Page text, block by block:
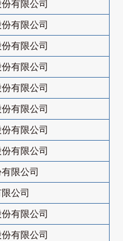
有限公司
有限公司
有限公司
有限公司
有限公司
有限公司
有限公司
有限公司
限公司
公司
有限公司
有限公司